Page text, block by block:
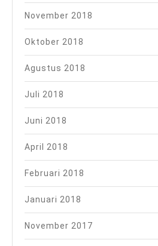
November 2018
Oktober 2018
Agustus 2018
Juli 2018
Juni 2018
April 2018
Februari 2018
Januari 2018
November 2017